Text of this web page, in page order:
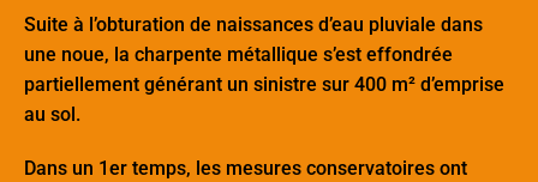
Suite à l’obturation de naissances d’eau pluviale dans
une noue, la charpente métallique s’est effondrée
partiellement générant un sinistre sur 400 m² d’emprise
au sol.
Dans un 1er temps, les mesures conservatoires ont